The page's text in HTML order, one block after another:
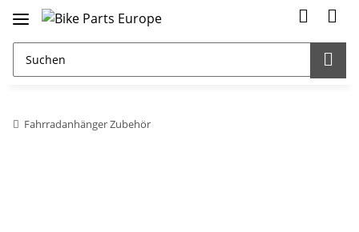
Fahrradanhänger Zubehör